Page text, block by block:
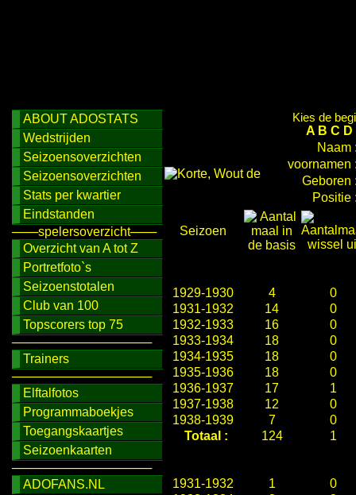
ABOUT ADOSTATS
Wedstrijden
Seizoensoverzichten
Seizoensoverzichten
Stats per kwartier
Eindstanden
───spelersoverzicht───
Overzicht van A tot Z
Portretfoto`s
Seizoenstotalen
Club van 100
Topscorers top 75
────────────────
Trainers
────────────────
Elftalfotos
Programmaboekjes
Toegangskaartjes
Seizoenkaarten
────────────────
ADOFANS.NL
Kies de
A B C D
Naam
voornamen
Geboren
Positie
Seizoen
1929-1930 4
0
1931-1932
14
0
1932-1933
16
0
1933-1934
18
0
1934-1935
18
0
1935-1936
18
0
1936-1937
17
1
1937-1938
12
0
1938-1939
7
0
Totaal :
124 1
1931-1932 1
0